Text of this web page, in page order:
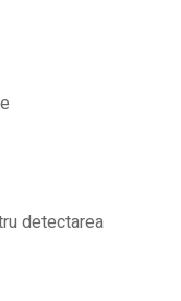
detectarea